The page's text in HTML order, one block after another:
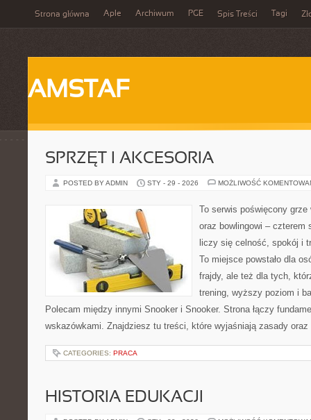
Strona główna Aple Archiwum PGE Spis Treści Tagi
AMSTAF
SPRZĘT I AKCESORIA
POSTED BY ADMIN STY - 29 - 2026 MOŻLIWOŚĆ
To serwis poświęcony
oraz bowlingowi – czterem
liczy się celność, spokój i
To miejsce powstało dla
frajdy, ale też dla tych,
trening, wyższy poziom i
Polecam między innymi Snooker i Snooker. Strona łączy
wskazówkami. Znajdziesz tu treści, które wyjaśniają zasady
CATEGORIES: PRACA
HISTORIA EDUKACJI